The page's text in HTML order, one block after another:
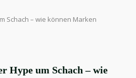
Schach – wie können Marken
Hype um Schach – wie